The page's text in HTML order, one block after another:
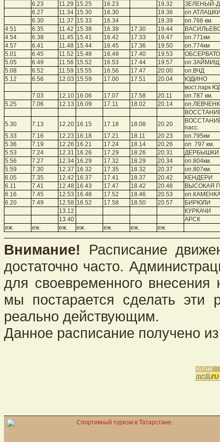
6.23
11.29 15.25 16.23 19.32
ЗЕЛЕНЫЙ-
6.27
11.34 15.30 16.30 19.36
6.30
11.37 15.33 16.34 19.39
оп.766 км.
4.51
6.35 11.42 15.38 16.39 17.30 19.44
4.54
6.38 11.45 15.41 16.42 17.33 19.47
оп.771км
4.57
6.41 11.48 15.44 16.45 17.36 19.50
оп.774км
5.01
6.45 11.52 15.48 16.49 17.40 19.53
5.05
6.49 11.56 15.52 16.53 17.44 19.57
5.08
6.52 11.59 15.55 16.56 17.47 20.00
оп.ВЧД
5.12
6.56 12.03 15.59 17.00 17.51 20.04
ЮДИНО
вост.парк
7.03
12.10 16.06 17.07 17.58 20.11
оп.787 км.
5.25
7.06 12.13 16.09 17.11 18.02 20.14
5.30
7.13 12.20 16.15 17.18 18.08 20.20
пасс.
5.33
7.16 12.23 16.18 17.21 18.11 20.23
оп.795км
5.36
7.19 12.26 16.21 17.24 18.14 20.26
оп .797 км.
5.53
7.24 12.31 16.26 17.29 18.26 20.31
ДЕРБЫШКИ
5.56
7.27 12.34 16.29 17.32 18.29 20.34
оп.804км.
5.59
7.30 12.37 16.32 17.35 18.32 20.37
оп.807км.
6.05
7.35 12.42 16.37 17.41 18.37 20.42
КЕНДЕРИ
6.11
7.41 12.48 16.43 17.47 18.42 20.48
ВЫСОКАЯ
6.16
7.45 12.53 16.48 17.52 18.46 20.53
6.20
7.49 12.58 16.52 17.58 18.50 20.57
БИРЮЛИ
13.12
КУРКАЧИ
13.40
АРСК
еж.
еж. еж. еж. еж. еж. еж.
Внимание! Расписание
достаточно часто.
для своевременного
мы постарается сделать эти
реально действующим.
Данное расписание получено